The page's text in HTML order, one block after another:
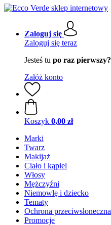
Zaloguj się
Zaloguj się teraz
Jesteś tu po raz pierwszy?
Załóż konto
Koszyk 0,00 zł
Marki
Twarz
Makijaż
Ciało i kąpiel
Włosy
Mężczyźni
Niemowlę i dziecko
Tematy
Ochrona przeciwsłoneczna
Promocje